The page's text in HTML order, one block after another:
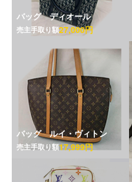
バッグ ディオール
売主手取り額27,000円
バッグ ルイ・ヴィトン
売主手取り額17,999円